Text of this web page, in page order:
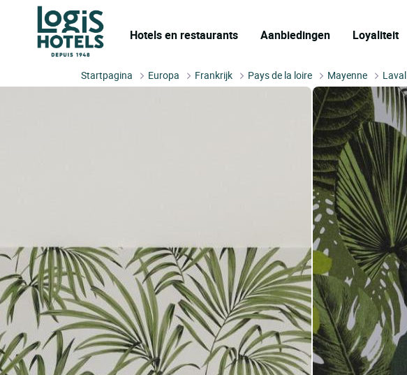
Hotels en restaurants Aanbiedingen Loyaliteit
Startpagina Europa Frankrijk Pays de la loire Mayenne Laval